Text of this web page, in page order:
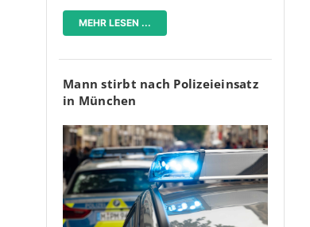
MEHR LESEN ...
Mann stirbt nach Polizeieinsatz
in München